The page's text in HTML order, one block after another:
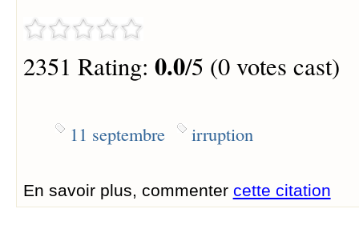
2351 Rating: 0.0/5 (0 votes cast)
11 septembre irruption
En savoir plus, commenter cette citation